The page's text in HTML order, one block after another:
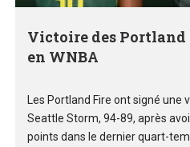
Victoire des Portland
en WNBA
Les Portland Fire ont signé
Seattle Storm, 94-89, après
points dans le dernier quart-